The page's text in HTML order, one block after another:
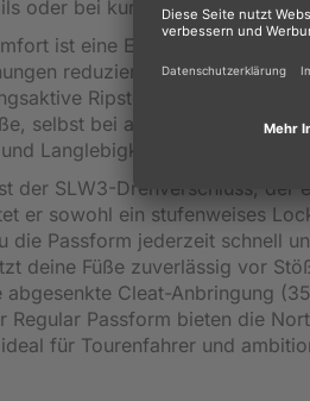
oder bei kurzen Laufpassagen.
ist eine EVA-Innensohle
reduziert. Das macht die
Ripstop-Mesh-
selbst bei anstrengenden
Langlebigkeit.
der SLW3-Drehverschluss, der
er sowohl ein stufenweises
die Passform jederzeit schnell
deine Füße zuverlässig vor
Cleat-Anbringung
Regular Passform bieten die
für Tourenfahrer und